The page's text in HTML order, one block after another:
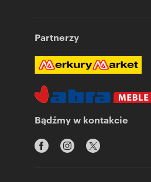
Partnerzy
Bądźmy w kontakcie